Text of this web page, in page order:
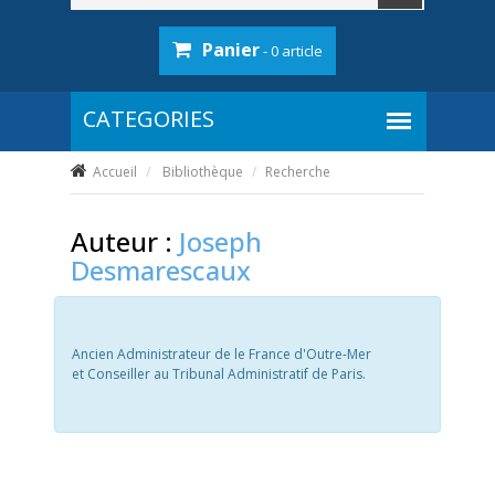
Panier- 0 article
Accueil Bibliothèque Recherche
Auteur : Joseph
Desmarescaux
Ancien Administrateur de le France d'Outre-Mer
et Conseiller au Tribunal Administratif de Paris.